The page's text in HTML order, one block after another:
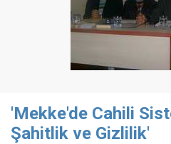
'Mekke'de Cahili
Şahitlik ve Gizlilik'